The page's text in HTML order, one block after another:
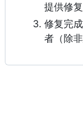
提供修复
修复完
者（除